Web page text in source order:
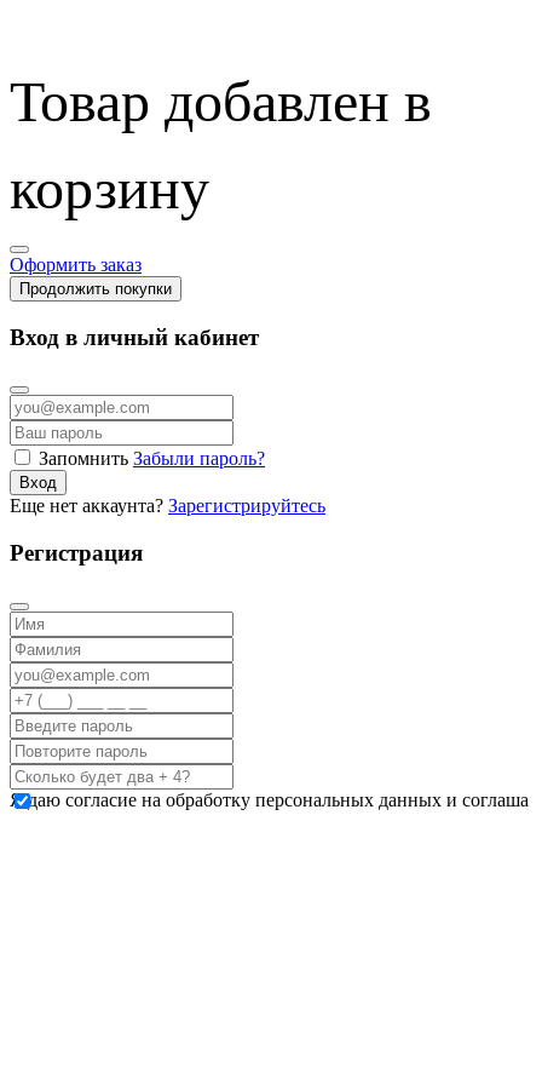
Товар добавлен в
корзину
Оформить заказ
Продолжить покупки
Вход в личный кабинет
Запомнить Забыли пароль?
Вход
Еще нет аккаунта? Зарегистрируйтесь
Регистрация
Я даю согласие на обработку персональных данных и соглаша